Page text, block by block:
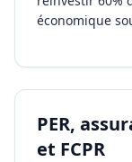
économique
PER,
et FCPR